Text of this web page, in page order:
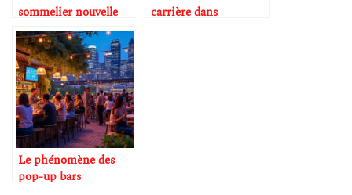
sommelier nouvelle
génération
carrière dans
Le phénomène des
pop-up bars